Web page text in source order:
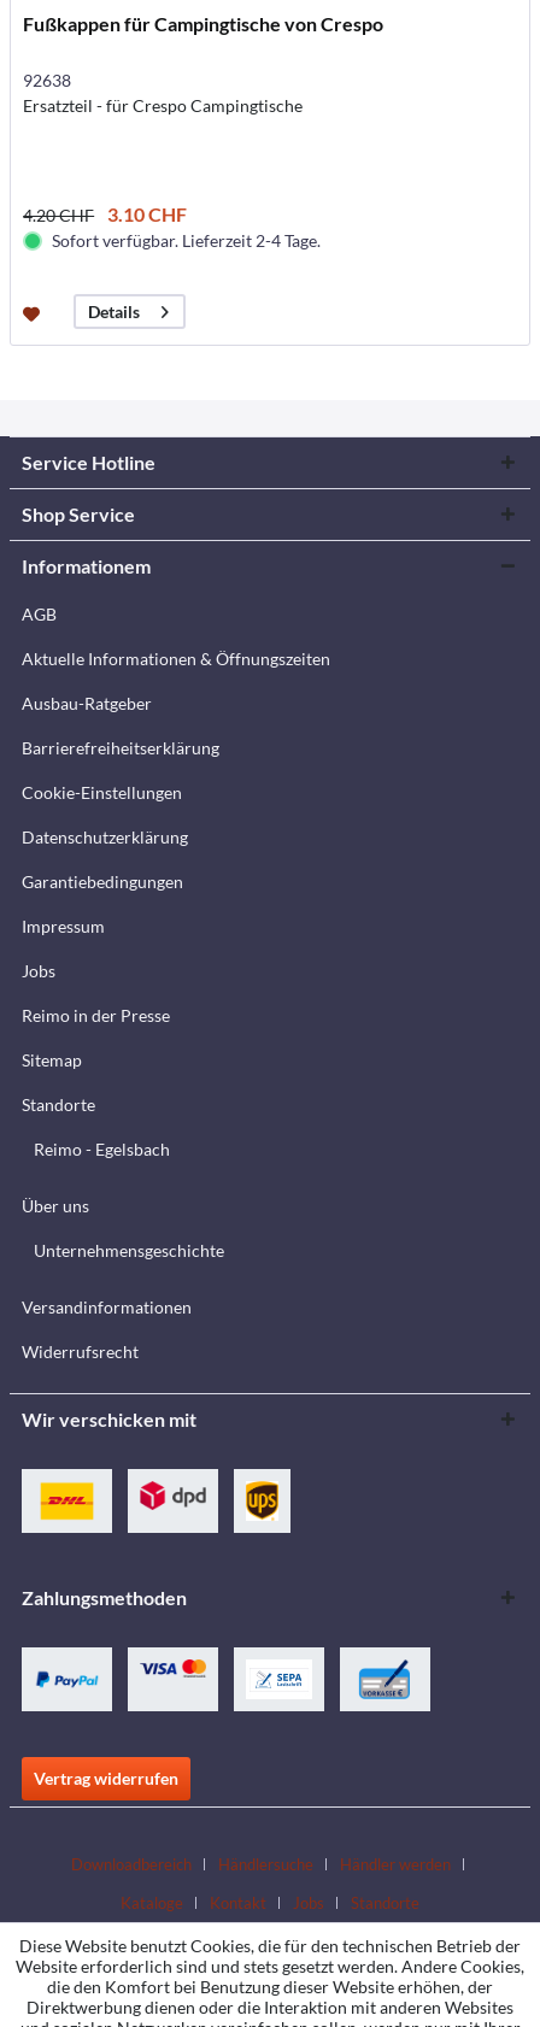
Fußkappen für Campingtische von Crespo
92638
Ersatzteil - für Crespo Campingtische
4.20 CHF 3.10 CHF
Sofort verfügbar. Lieferzeit 2-4 Tage.
Details
Service Hotline
Shop Service
Informationem
AGB
Aktuelle Informationen & Öffnungszeiten
Ausbau-Ratgeber
Barrierefreiheitserklärung
Cookie-Einstellungen
Datenschutzerklärung
Garantiebedingungen
Impressum
Jobs
Reimo in der Presse
Sitemap
Standorte
Reimo - Egelsbach
Über uns
Unternehmensgeschichte
Versandinformationen
Widerrufsrecht
Wir verschicken mit
Zahlungsmethoden
Vertrag widerrufen
Downloadbereich Händlersuche
Händler werden
Kataloge
Kontakt Jobs Standorte
Diese Website benutzt Cookies, die für den technischen Betrieb der
Website erforderlich sind und stets gesetzt werden. Andere Cookies,
die den Komfort bei Benutzung dieser Website erhöhen, der
Direktwerbung dienen oder die Interaktion mit anderen Websites